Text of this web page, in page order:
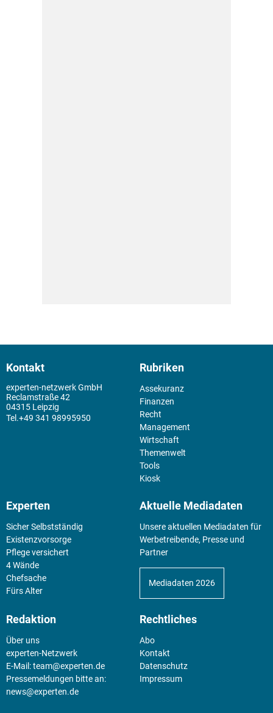
Kontakt
experten-netzwerk GmbH
Reclamstraße 42
04315 Leipzig
+49 341 98995950
Rubriken
Assekuranz
Finanzen
Recht
Management
Wirtschaft
Themenwelt
Tools
Kiosk
Experten
Sicher Selbstständig
Existenz­vorsorge
Pflege versichert
4 Wände
Chefsache
Fürs Alter
Aktuelle Mediadaten
Unsere aktuellen Mediadaten für
Werbetreibende, Presse und
Partner
Mediadaten 2026
Redaktion
Über uns
experten-Netzwerk
E-Mail:team@experten.de
Pressemeldungen bitte an:
news@experten.de
Rechtliches
Abo
Kontakt
Datenschutz
Impressum